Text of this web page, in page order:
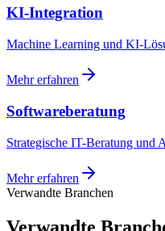
KI-Integration
Machine Learning und KI-
Mehr erfahren
Softwareberatung
Strategische IT-Beratung und
Mehr erfahren
Verwandte Branchen
Verwandte